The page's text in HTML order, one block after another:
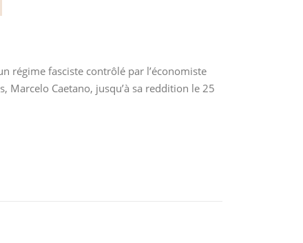
régime fasciste contrôlé par l’économiste
Marcelo Caetano, jusqu’à sa reddition le 25